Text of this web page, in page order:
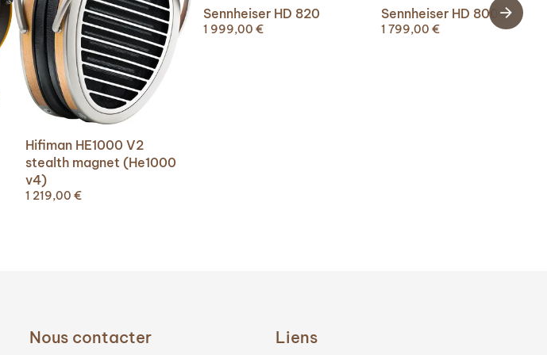
Hifiman HE1000 V2
stealth magnet (He1000
v4)
1 219,00 €
Sennheiser HD 820
1 999,00 €
Sennheiser HD 800 s
1 799,00 €
Nous contacter Liens